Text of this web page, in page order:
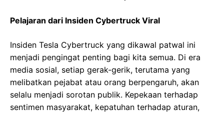
Pelajaran dari Insiden Cybertruck Viral
Insiden Tesla Cybertruck yang dikawal patwal ini
menjadi pengingat penting bagi kita semua. Di era
media sosial, setiap gerak-gerik, terutama yang
melibatkan pejabat atau orang berpengaruh, akan
selalu menjadi sorotan publik. Kepekaan terhadap
sentimen masyarakat, kepatuhan terhadap aturan,